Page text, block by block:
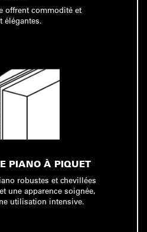
offrent commodité et
élégantes.
PIANO À PIQUET
robustes et chevillées
une apparence soignée,
utilisation intensive.